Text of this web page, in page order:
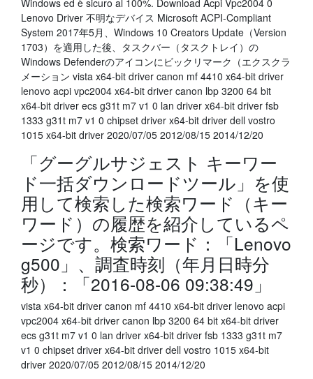
Windows ed è sicuro al 100%. Download Acpi Vpc2004 0
Lenovo Driver 不明なデバイス Microsoft ACPI-Compliant
System 2017年5月、Windows 10 Creators Update（Version
1703）を適用した後、タスクバー（タスクトレイ）の
Windows Defenderのアイコンにビックリマーク（エクスクラ
メーション vista x64-bit driver canon mf 4410 x64-bit driver
lenovo acpi vpc2004 x64-bit driver canon lbp 3200 64 bit
x64-bit driver ecs g31t m7 v1 0 lan driver x64-bit driver fsb
1333 g31t m7 v1 0 chipset driver x64-bit driver dell vostro
1015 x64-bit driver 2020/07/05 2012/08/15 2014/12/20
「グーグルサジェスト キーワー
ド一括ダウンロードツール」を使
用して検索した検索ワード（キー
ワード）の履歴を紹介しているペ
ージです。検索ワード：「Lenovo
g500」、調査時刻（年月日時分
秒）：「2016-08-06 09:38:49」
vista x64-bit driver canon mf 4410 x64-bit driver lenovo acpi
vpc2004 x64-bit driver canon lbp 3200 64 bit x64-bit driver
ecs g31t m7 v1 0 lan driver x64-bit driver fsb 1333 g31t m7
v1 0 chipset driver x64-bit driver dell vostro 1015 x64-bit
driver 2020/07/05 2012/08/15 2014/12/20